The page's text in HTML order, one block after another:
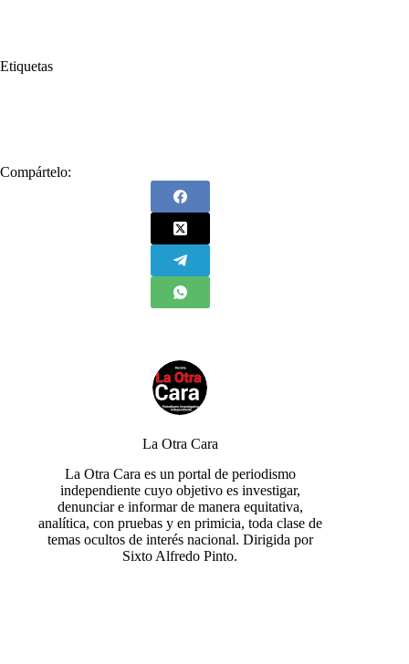
Etiquetas
Compártelo:
La Otra Cara
La Otra Cara es un portal de periodismo
independiente cuyo objetivo es investigar,
denunciar e informar de manera equitativa,
analítica, con pruebas y en primicia, toda clase de
temas ocultos de interés nacional. Dirigida por
Sixto Alfredo Pinto.